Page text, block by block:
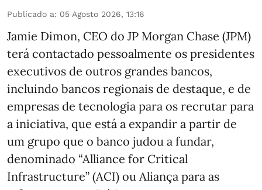
Publicado a: 05 Agosto 2026, 13:16
Jamie Dimon, CEO do JP Morgan Chase (JPM)
terá contactado pessoalmente os presidentes
executivos de outros grandes bancos,
incluindo bancos regionais de destaque, e de
empresas de tecnologia para os recrutar para
a iniciativa, que está a expandir a partir de
um grupo que o banco judou a fundar,
denominado “Alliance for Critical
Infrastructure” (ACI) ou Aliança para as